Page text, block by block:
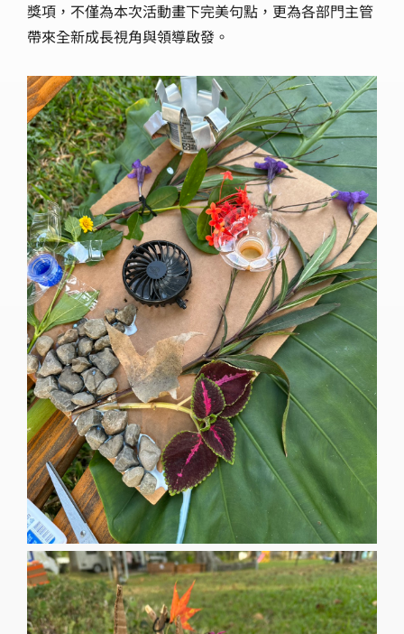
獎項，不僅為本次活動畫下完美句點，更為各部門主管
帶來全新成長視角與領導啟發。